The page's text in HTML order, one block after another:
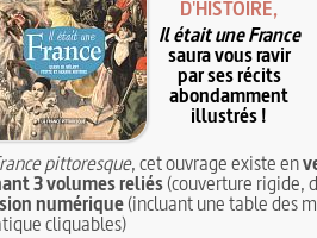
D'HISTOIRE,
Il était une France
saura vous ravir
par ses récits
abondamment
illustrés !
pittoresque, cet ouvrage existe en
3 volumes reliés(couverture rigide,
numérique(incluant une table des
cliquables)